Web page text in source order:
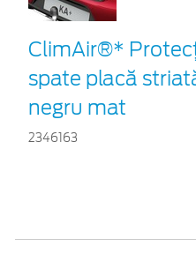
ClimAir®*
spate placă
negru mat
2346163